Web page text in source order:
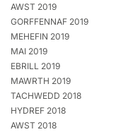
AWST 2019
GORFFENNAF 2019
MEHEFIN 2019
MAI 2019
EBRILL 2019
MAWRTH 2019
TACHWEDD 2018
HYDREF 2018
AWST 2018